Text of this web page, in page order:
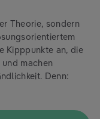
Theorie, sondern
Kipppunkte an, die
machen
Denn: